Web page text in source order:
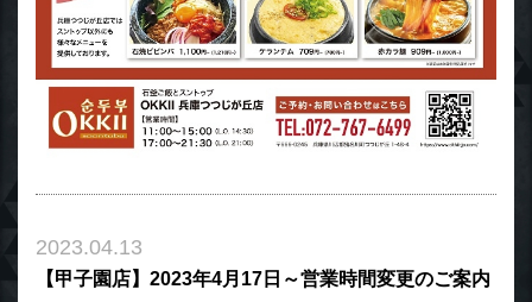
2023.04.13
【甲子園店】2023年4月17日～営業時間変更のご案内